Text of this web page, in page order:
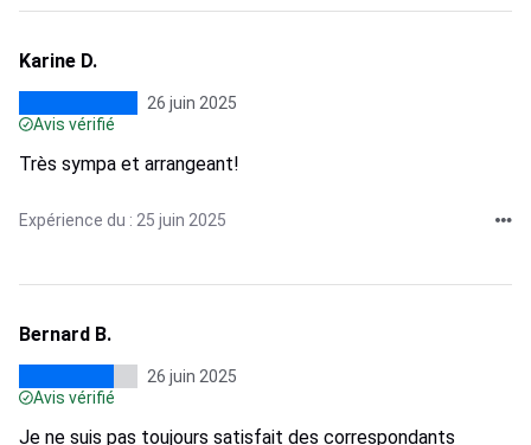
Karine D.
26 juin 2025
Avis vérifié
Très sympa et arrangeant!
Expérience du : 25 juin 2025
Bernard B.
26 juin 2025
Avis vérifié
Je ne suis pas toujours satisfait des correspondants